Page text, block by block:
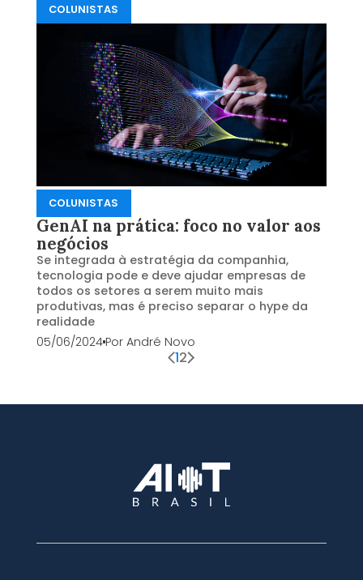
COLUNISTAS
COLUNISTAS
GenAI na prática: foco no valor aos
negócios
Se integrada à estratégia da companhia,
tecnologia pode e deve ajudar empresas de
todos os setores a serem muito mais
produtivas, mas é preciso separar o hype da
realidade
05/06/2024Por André Novo
12